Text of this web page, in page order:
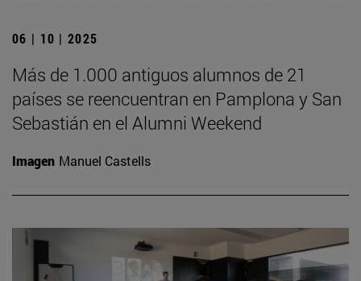
06 | 10 | 2025
Más de 1.000 antiguos alumnos de 21
países se reencuentran en Pamplona y San
Sebastián en el Alumni Weekend
Imagen Manuel Castells